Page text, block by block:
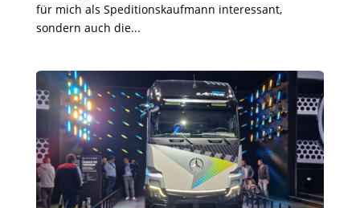
für mich als Speditionskaufmann interessant,
sondern auch die...